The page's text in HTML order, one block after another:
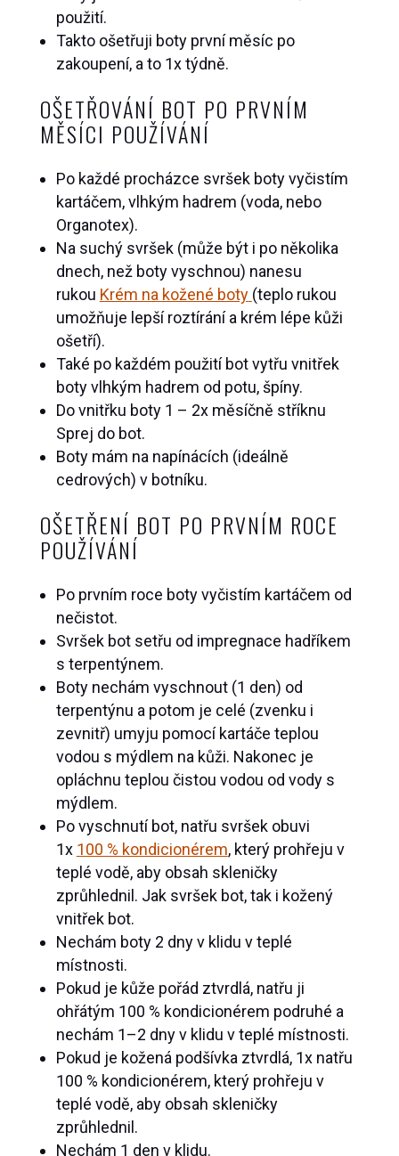
použití.
Takto ošetřuji boty první měsíc po
zakoupení, a to 1x týdně.
OŠETŘOVÁNÍ BOT PO PRVNÍM
MĚSÍCI POUŽÍVÁNÍ
Po každé procházce svršek boty vyčistím
kartáčem, vlhkým hadrem (voda, nebo
Organotex).
Na suchý svršek (může být i po několika
dnech, než boty vyschnou) nanesu
rukou Krém na kožené boty (teplo rukou
umožňuje lepší roztírání a krém lépe kůži
ošetří).
Také po každém použití bot vytřu vnitřek
boty vlhkým hadrem od potu, špíny.
Do vnitřku boty 1 – 2x měsíčně stříknu
Sprej do bot.
Boty mám na napínácích (ideálně
cedrových) v botníku.
OŠETŘENÍ BOT PO PRVNÍM ROCE
POUŽÍVÁNÍ
Po prvním roce boty vyčistím kartáčem od
nečistot.
Svršek bot setřu od impregnace hadříkem
s terpentýnem.
Boty nechám vyschnout (1 den) od
terpentýnu a potom je celé (zvenku i
zevnitř) umyju pomocí kartáče teplou
vodou s mýdlem na kůži. Nakonec je
opláchnu teplou čistou vodou od vody s
mýdlem.
Po vyschnutí bot, natřu svršek obuvi
1x 100 % kondicionérem, který prohřeju v
teplé vodě, aby obsah skleničky
zprůhlednil. Jak svršek bot, tak i kožený
vnitřek bot.
Nechám boty 2 dny v klidu v teplé
místnosti.
Pokud je kůže pořád ztvrdlá, natřu ji
ohřátým 100 % kondicionérem podruhé a
nechám 1–2 dny v klidu v teplé místnosti.
Pokud je kožená podšívka ztvrdlá, 1x natřu
100 % kondicionérem, který prohřeju v
teplé vodě, aby obsah skleničky
zprůhlednil.
Nechám 1 den v klidu.